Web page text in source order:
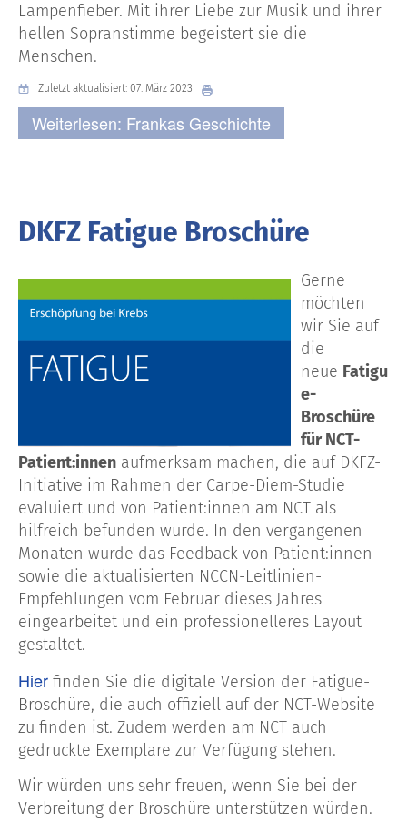
Lampenfieber. Mit ihrer Liebe zur Musik und ihrer
hellen Sopranstimme begeistert sie die
Menschen.
Zuletzt aktualisiert: 07. März 2023
Weiterlesen: Frankas Geschichte
DKFZ Fatigue Broschüre
Gerne
möchten
wir Sie auf
die
neue Fatigu
e-
Broschüre
für NCT-
Patient:innen aufmerksam machen, die auf DKFZ-
Initiative im Rahmen der Carpe-Diem-Studie
evaluiert und von Patient:innen am NCT als
hilfreich befunden wurde. In den vergangenen
Monaten wurde das Feedback von Patient:innen
sowie die aktualisierten NCCN-Leitlinien-
Empfehlungen vom Februar dieses Jahres
eingearbeitet und ein professionelleres Layout
gestaltet.
Hier finden Sie die digitale Version der Fatigue-
Broschüre, die auch offiziell auf der NCT-Website
zu finden ist. Zudem werden am NCT auch
gedruckte Exemplare zur Verfügung stehen.
Wir würden uns sehr freuen, wenn Sie bei der
Verbreitung der Broschüre unterstützen würden.